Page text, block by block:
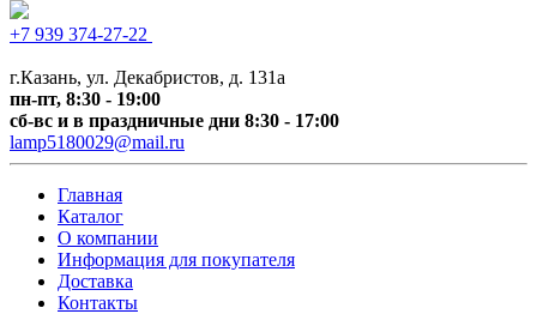
+7 939 374-27-22
г.Казань, ул. Декабристов, д. 131а
пн-пт, 8:30 - 19:00
сб-вс и в праздничные дни 8:30 - 17:00
lamp5180029@mail.ru
Главная
Каталог
О компании
Информация для покупателя
Доставка
Контакты